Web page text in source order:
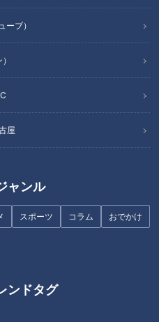
ーブ）
屋
ャンル
スポーツ コラム おでかけ
ンドタグ
「免疫力」風邪をひかない人は
何が違う？…専門医に学ぶ！免
疫力をアップする方法
「高血圧」たったこれだけ!?簡
血圧対策
必見！ウォーキングの極意